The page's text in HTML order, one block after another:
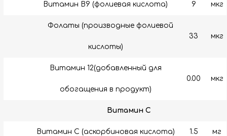
Витамин В9 (фолиевая кислота) 9 мкг
Фолаты (производные фолиевой
кислоты)
33 мкг
Витамин 12(добавленный для
обогащения в продукт)
0.00 мкг
Витамин C
Витамин C (аскорбиновая кислота) 1.5 мг